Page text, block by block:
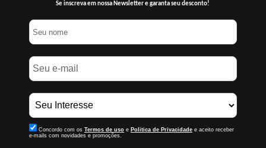
Se inscreva em nossa Newsletter e garanta seu desconto!
Concordo com os Termos de uso e Politica de Privacidadee aceito receber
e-mails com novidades e promoções.